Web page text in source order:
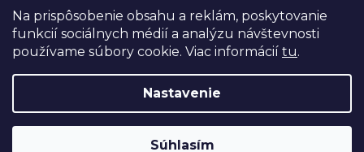
Na prispôsobenie obsahu a reklám, poskytovanie
funkcií sociálnych médií a analýzu návštevnosti
používame súbory cookie. Viac informácií tu.
Nastavenie
Súhlasím
Sledujte nás
Vytvoril Shoptet
kracaj.sk. Všetky práva vyhradené.